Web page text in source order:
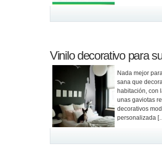
Vinilo decorativo para
Nada mejor
sana que
habitación, con
unas gaviotas
decorativos
personalizada